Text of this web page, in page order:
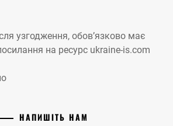
узгодження, обов’язково має
на ресурс ukraine-is.com
НАПИШІТЬ НАМ